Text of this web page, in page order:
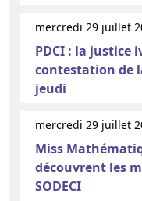
mercredi 29 juillet
PDCI : la justice
contestation de
jeudi
mercredi 29 juillet
Miss
découvrent les
SODECI